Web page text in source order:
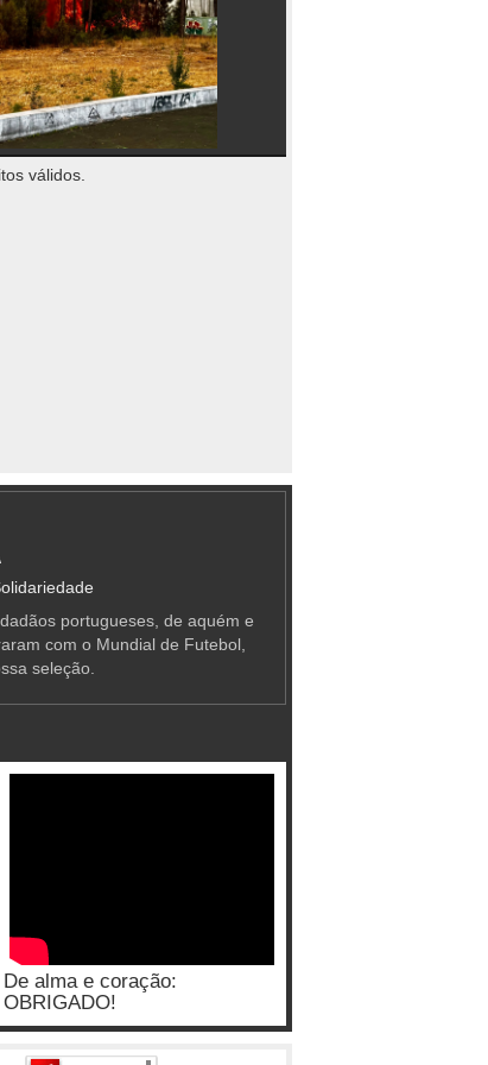
válidos.
portugueses, de aquém e
com o Mundial de Futebol,
seleção.
De alma e coração:
OBRIGADO!